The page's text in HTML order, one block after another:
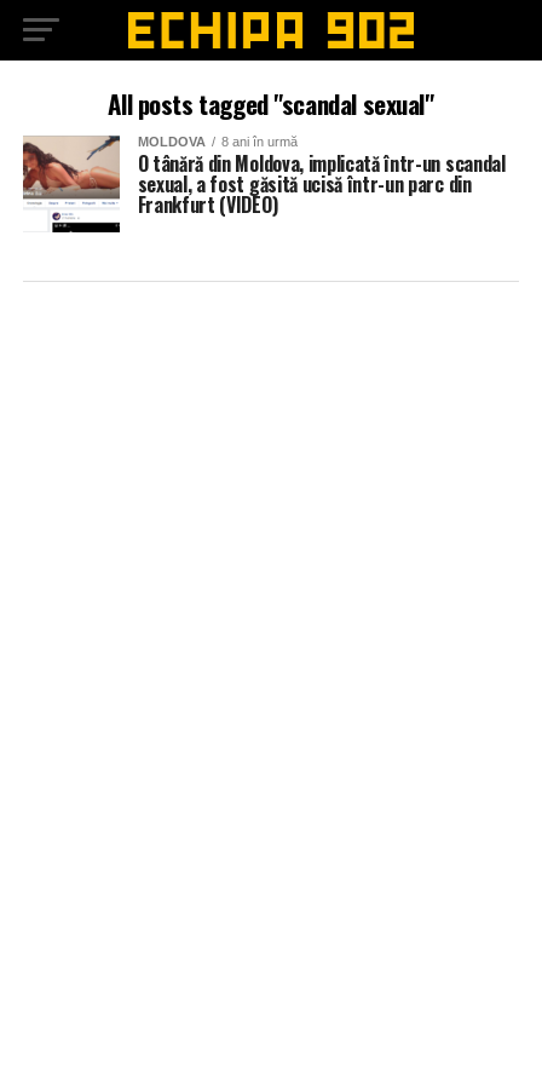
All posts tagged "scandal sexual"
MOLDOVA 8 ani în urmă
O tânără din Moldova, implicată într-un scandal
sexual, a fost găsită ucisă într-un parc din
Frankfurt (VIDEO)